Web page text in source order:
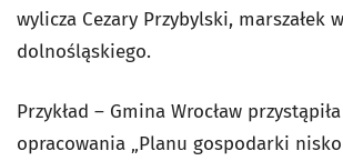
wylicza Cezary Przybylski, marszałek
dolnośląskiego.
Przykład – Gmina Wrocław
opracowania „Planu gospodarki